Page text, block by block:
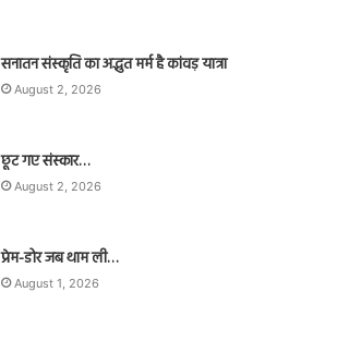
सनातन संस्कृति का अद्भुत मर्म है कांवड़ यात्रा
August 2, 2026
छूट गए संस्कार…
August 2, 2026
प्रेम-डोर जब थाम ली…
August 1, 2026